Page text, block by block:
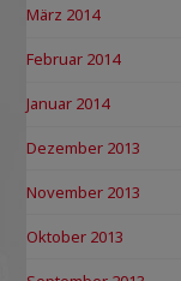
März 2014
Februar 2014
Januar 2014
Dezember 2013
November 2013
Oktober 2013